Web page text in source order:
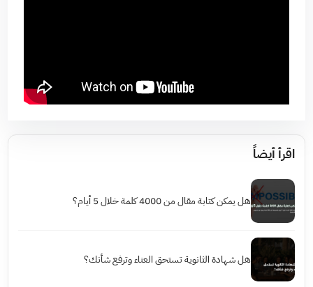
اقرأ أيضاً
هل يمكن كتابة مقال من 4000 كلمة خلال 5 أيام؟
هل شهادة الثانوية تستحق العناء وترفع شأنك؟